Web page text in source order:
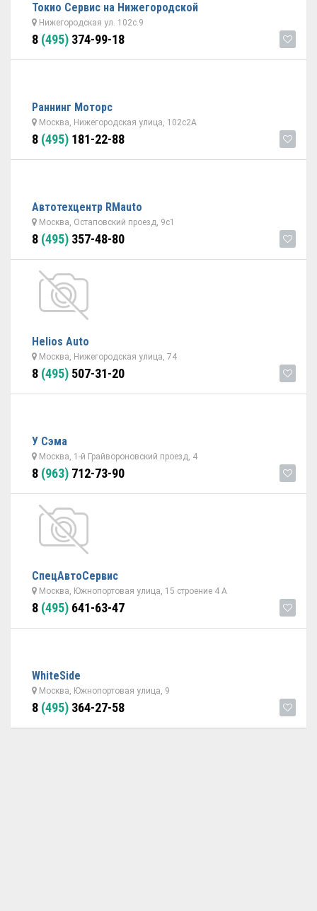
Токио Сервис на Нижегородской
Нижегородская ул. 102с.9
8 (495) 374-99-18
Раннинг Моторс
Москва, Нижегородская улица, 102с2А
8 (495) 181-22-88
Автотехцентр RMauto
Москва, Остаповский проезд, 9с1
8 (495) 357-48-80
Helios Auto
Москва, Нижегородская улица, 74
8 (495) 507-31-20
У Сэма
Москва, 1-й Грайвороновский проезд, 4
8 (963) 712-73-90
СпецАвтоСервис
Москва, Южнопортовая улица, 15 строение 4 А
8 (495) 641-63-47
WhiteSide
Москва, Южнопортовая улица, 9
8 (495) 364-27-58